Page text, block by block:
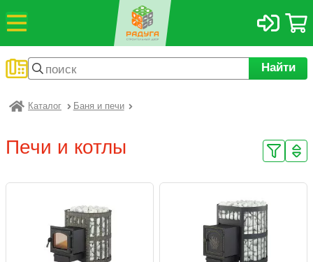
Найти
Каталог Баня и печи
Печи и котлы